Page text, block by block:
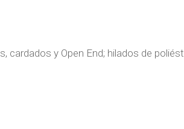
cardados y Open End; hilados de